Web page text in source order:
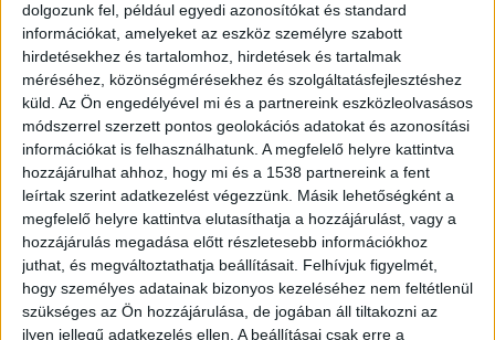
dolgozunk fel, például egyedi azonosítókat és standard
információkat, amelyeket az eszköz személyre szabott
hirdetésekhez és tartalomhoz, hirdetések és tartalmak
méréséhez, közönségmérésekhez és szolgáltatásfejlesztéshez
küld. Az Ön engedélyével mi és a partnereink eszközleolvasásos
módszerrel szerzett pontos geolokációs adatokat és azonosítási
információkat is felhasználhatunk. A megfelelő helyre kattintva
hozzájárulhat ahhoz, hogy mi és a 1538 partnereink a fent
leírtak szerint adatkezelést végezzünk. Másik lehetőségként a
megfelelő helyre kattintva elutasíthatja a hozzájárulást, vagy a
hozzájárulás megadása előtt részletesebb információkhoz
juthat, és megváltoztathatja beállításait. Felhívjuk figyelmét,
hogy személyes adatainak bizonyos kezeléséhez nem feltétlenül
szükséges az Ön hozzájárulása, de jogában áll tiltakozni az
ilyen jellegű adatkezelés ellen. A beállításai csak erre a
Az ATOMKI és az SZTE kutatói azért kezdték el
vizsgálni a mostanában egyre nagyobb népszerűségnek
örvendő kristályos anyag, a perovszkit tulajdonságait,
mivel bizonyos alkalmazások esetén szükséges, hogy a
szcintillátoranyagból egészen apró detektort lehessen
készíteni, ami kis mérete ellenére is megbízható
adatokat szolgáltat.A vizsgálatok eredményei szerint a
vékonyrétegű perovszkitok alkalmasak töltött
részecskék detektálására, ugyanakkor érzéketlenek a
gamma-sugárzással szemben, ami bizonyos mérési
körülmények között kifejezetten előnyös. A kutatók
bíznak abban, hogy a szcintillátorként korábban még
nem alkalmazott anyag új szerepében kiválóan teljesít